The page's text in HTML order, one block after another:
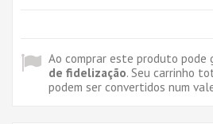
Ao comprar este produto pode
de fidelização. Seu carrinho
podem ser convertidos num